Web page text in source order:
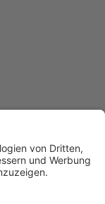
Ihrem Lebenslauf
Das klappt